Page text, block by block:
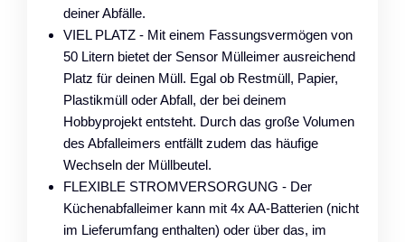
deiner Abfälle.
VIEL PLATZ - Mit einem Fassungsvermögen von
50 Litern bietet der Sensor Mülleimer ausreichend
Platz für deinen Müll. Egal ob Restmüll, Papier,
Plastikmüll oder Abfall, der bei deinem
Hobbyprojekt entsteht. Durch das große Volumen
des Abfalleimers entfällt zudem das häufige
Wechseln der Müllbeutel.
FLEXIBLE STROMVERSORGUNG - Der
Küchenabfalleimer kann mit 4x AA-Batterien (nicht
im Lieferumfang enthalten) oder über das, im